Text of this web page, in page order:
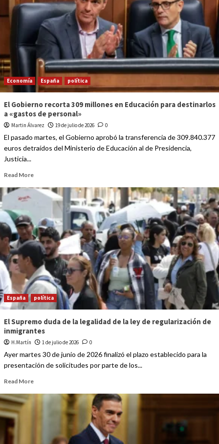
Economía España política
El Gobierno recorta 309 millones en Educación para destinarlos
a «gastos de personal»
Martin Álvarez 19 de julio de 2026 0
El pasado martes, el Gobierno aprobó la transferencia de 309.840.377
euros detraídos del Ministerio de Educación al de Presidencia,
Justicia...
Read More
España política
El Supremo duda de la legalidad de la ley de regularización de
inmigrantes
H.Martín 1 de julio de 2026 0
Ayer martes 30 de junio de 2026 finalizó el plazo establecido para la
presentación de solicitudes por parte de los...
Read More